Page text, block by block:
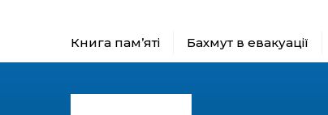
Книга пам’яті Бахмут в евакуації